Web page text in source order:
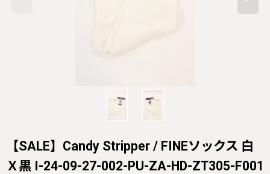
【SALE】Candy Stripper / FINEソックス 白
Ｘ黒 I-24-09-27-002-PU-ZA-HD-ZT305-F001